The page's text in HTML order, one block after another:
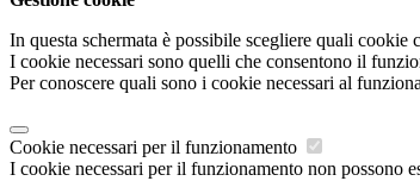
In questa schermata è possibile scegliere quali cookie
I cookie necessari sono quelli che consentono il
Per conoscere quali sono i cookie necessari al
Cookie necessari per il funzionamento
I cookie necessari per il funzionamento non possono